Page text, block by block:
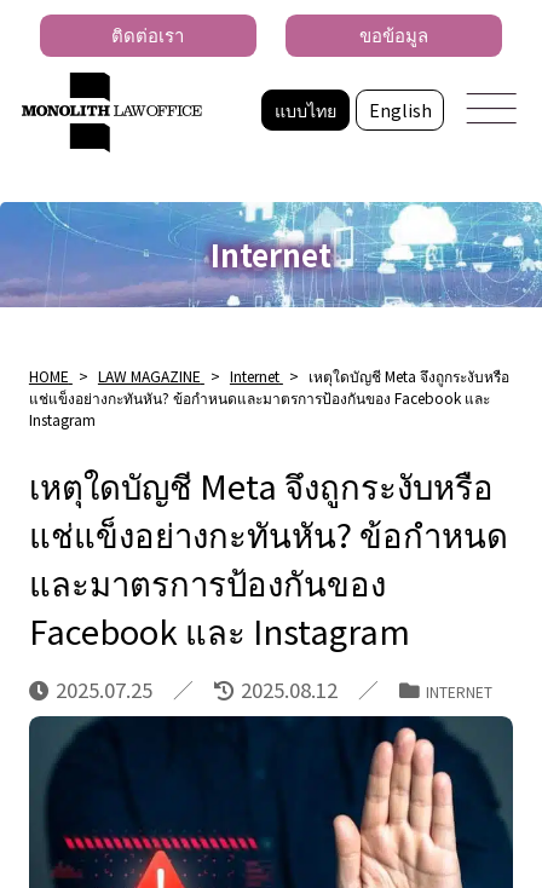
แบบไทย English
ติดต่อเรา ขอข้อมูล
Internet
HOME > LAW MAGAZINE > Internet > เหตุใดบัญชี Meta จึงถูกระงับหรือ
แช่แข็งอย่างกะทันหัน? ข้อกําหนดและมาตรการป้องกันของ Facebook และ
Instagram
เหตุใดบัญชี Meta จึงถูกระงับหรือ
แช่แข็งอย่างกะทันหัน? ข้อกําหนด
และมาตรการป้องกันของ
Facebook และ Instagram
2025.07.25 2025.08.12 INTERNET